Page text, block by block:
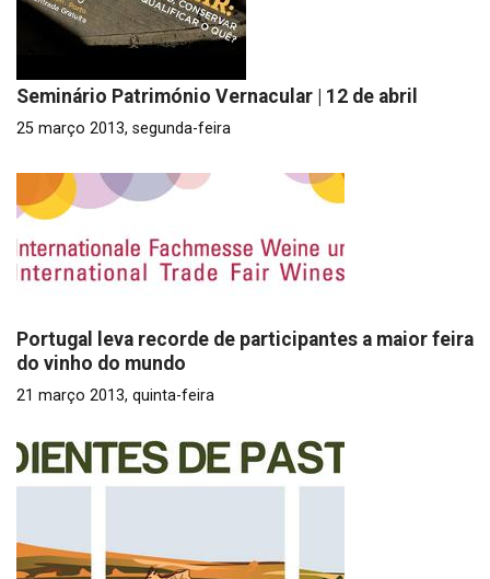
Seminário Património Vernacular | 12 de abril
25 março 2013, segunda-feira
Portugal leva recorde de participantes a maior feira
do vinho do mundo
21 março 2013, quinta-feira